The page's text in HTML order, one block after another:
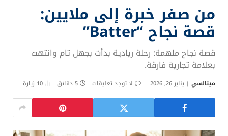
من صفر خبرة إلى ملايين:
قصة نجاح “Batter”
قصة نجاح ملهمة: رحلة ريادية بدأت بجهل تام وانتهت
بعلامة تجارية فارقة.
ميتالسي يناير 26, 2026 لا توجد تعليقات 5 دقائق 10 زيارة